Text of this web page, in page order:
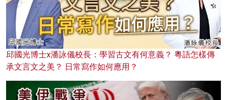
邱國光博士x潘詠儀校長：學習古文有何意義？ 粵語怎樣傳
承文言文之美？ 日常寫作如何應用？